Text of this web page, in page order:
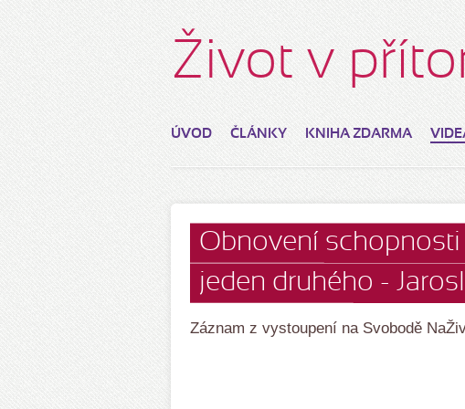
Život v
ÚVOD ČLÁNKY KNIHA ZDARMA
Obnovení
jeden druhého -
Záznam z vystoupení na Svobodě